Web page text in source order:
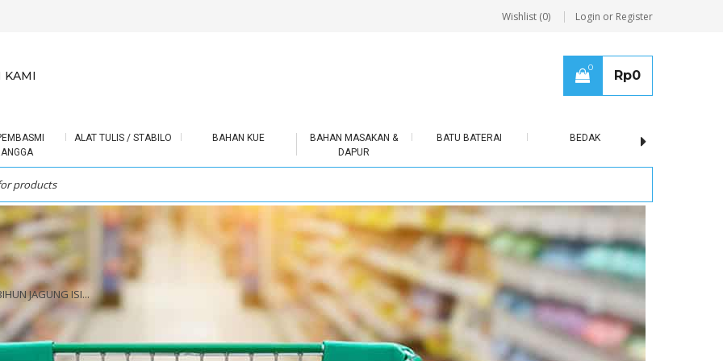
Wishlist (0) Login or Register
KAMI
0
Rp0
ALAT TULIS / STABILO BAHAN KUE
BAHAN MASAKAN &
DAPUR
BATU BATERAI BEDAK
JAGUNG ISI...